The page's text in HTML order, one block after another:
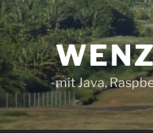
Zum
Inhalt
springen
mit Java,